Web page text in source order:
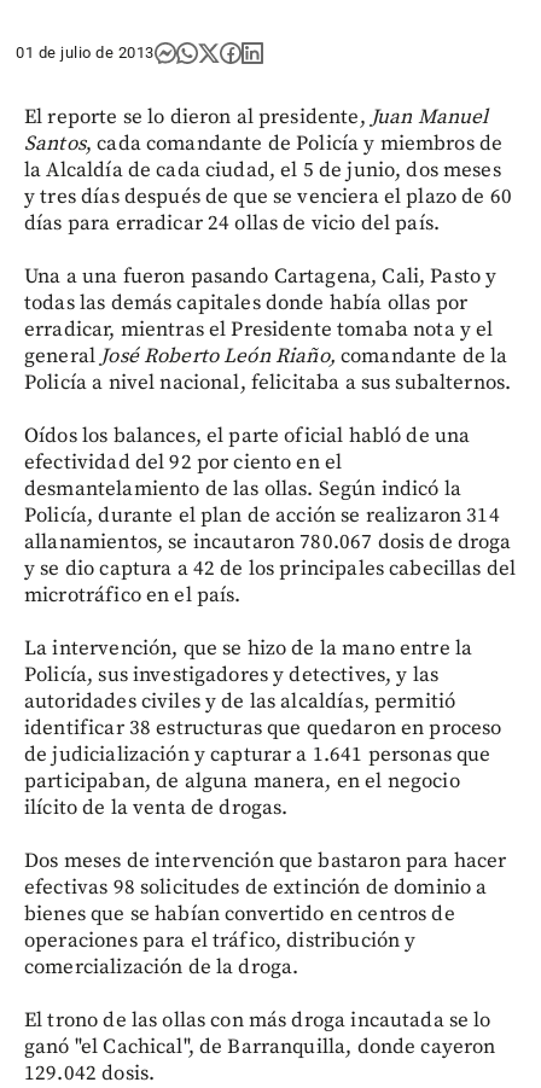
01 de julio de 2013
El reporte se lo dieron al presidente, Juan Manuel
Santos, cada comandante de Policía y miembros de
la Alcaldía de cada ciudad, el 5 de junio, dos meses
y tres días después de que se venciera el plazo de 60
días para erradicar 24 ollas de vicio del país.
Una a una fueron pasando Cartagena, Cali, Pasto y
todas las demás capitales donde había ollas por
erradicar, mientras el Presidente tomaba nota y el
general José Roberto León Riaño, comandante de la
Policía a nivel nacional, felicitaba a sus subalternos.
Oídos los balances, el parte oficial habló de una
efectividad del 92 por ciento en el
desmantelamiento de las ollas. Según indicó la
Policía, durante el plan de acción se realizaron 314
allanamientos, se incautaron 780.067 dosis de droga
y se dio captura a 42 de los principales cabecillas del
microtráfico en el país.
La intervención, que se hizo de la mano entre la
Policía, sus investigadores y detectives, y las
autoridades civiles y de las alcaldías, permitió
identificar 38 estructuras que quedaron en proceso
de judicialización y capturar a 1.641 personas que
participaban, de alguna manera, en el negocio
ilícito de la venta de drogas.
Dos meses de intervención que bastaron para hacer
efectivas 98 solicitudes de extinción de dominio a
bienes que se habían convertido en centros de
operaciones para el tráfico, distribución y
comercialización de la droga.
El trono de las ollas con más droga incautada se lo
ganó "el Cachical", de Barranquilla, donde cayeron
129.042 dosis.